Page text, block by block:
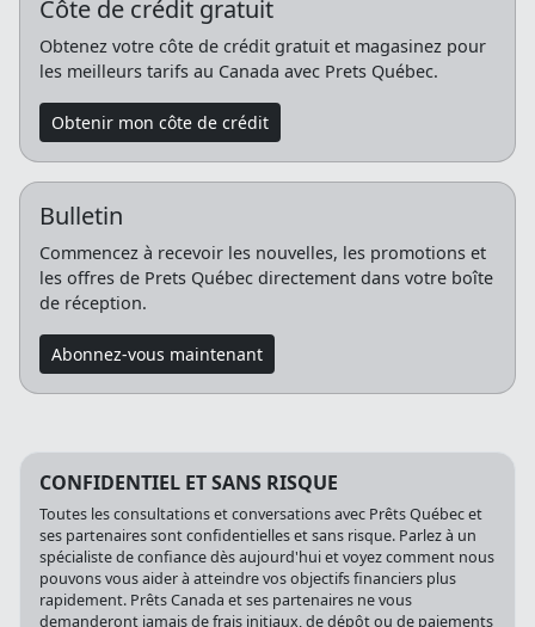
Côte de crédit gratuit
Obtenez votre côte de crédit gratuit et magasinez pour
les meilleurs tarifs au Canada avec Prets Québec.
Obtenir mon côte de crédit
Bulletin
Commencez à recevoir les nouvelles, les promotions et
les offres de Prets Québec directement dans votre boîte
de réception.
Abonnez-vous maintenant
CONFIDENTIEL ET SANS RISQUE
Toutes les consultations et conversations avec Prêts Québec et
ses partenaires sont confidentielles et sans risque. Parlez à un
spécialiste de confiance dès aujourd'hui et voyez comment nous
pouvons vous aider à atteindre vos objectifs financiers plus
rapidement. Prêts Canada et ses partenaires ne vous
demanderont jamais de frais initiaux, de dépôt ou de paiements